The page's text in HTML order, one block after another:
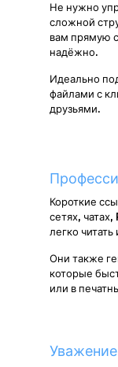
Не нужно
сложной
вам прямую
надёжно.
Идеально
файлами с
друзьями.
Короткие
сетях,
легко
Они также
которые
или в